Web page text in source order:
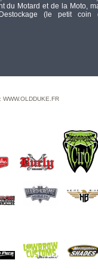
TTC
1926/
62535-
TTC
PIKE 1937
109,92
TTC
du Motard et de la Moto,
(le petit coin